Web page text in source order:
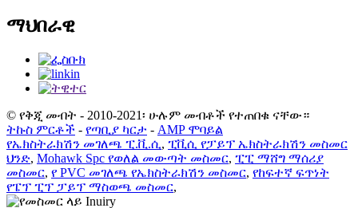
ማህበራዊ
© የቅጂ መብት - 2010-2021፡ ሁሉም መብቶች የተጠበቁ ናቸው።
ትኩስ ምርቶች - የጣቢያ ካርታ - AMP ሞባይል
የኤክስትራክሽን መገለጫ ፒ.ቪ.ሲ, ፒቪሲ የፓይፕ ኤክስትራክሽን መስመር
ህንድ, Mohawk Spc የወለል መውጣት መስመር, ፒፒ ማሸግ ማሰሪያ
መስመር, የ PVC መገለጫ የኤክስትራክሽን መስመር, የከፍተኛ ፍጥነት
የፔፕ ፒፕ ፓይፕ ማስወጫ መስመር,